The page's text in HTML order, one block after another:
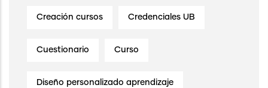
Creación cursos Credenciales UB
Cuestionario Curso
Diseño personalizado aprendizaje